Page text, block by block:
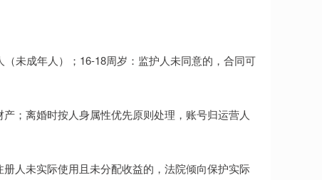
未成年人）；16-18周岁：监护人未同意的，合同可
；离婚时按人身属性优先原则处理，账号归运营人
人未实际使用且未分配收益的，法院倾向保护实际